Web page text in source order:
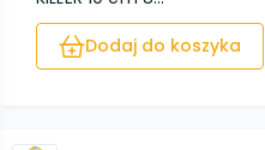
Dodaj do koszyka